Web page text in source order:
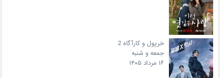
خرپول و کارآگاه 2
جمعه و شنبه
۱۶ مرداد ۱۴۰۵